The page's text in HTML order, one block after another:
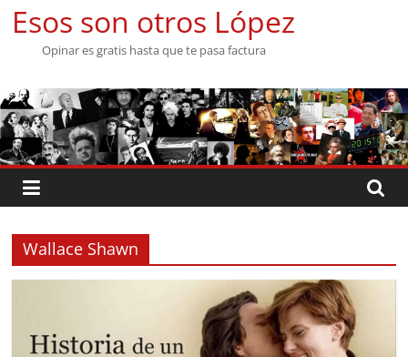
Saltar
contenido
Esos son otros López
Opinar es gratis hasta que te pasa factura
Wallace Shawn